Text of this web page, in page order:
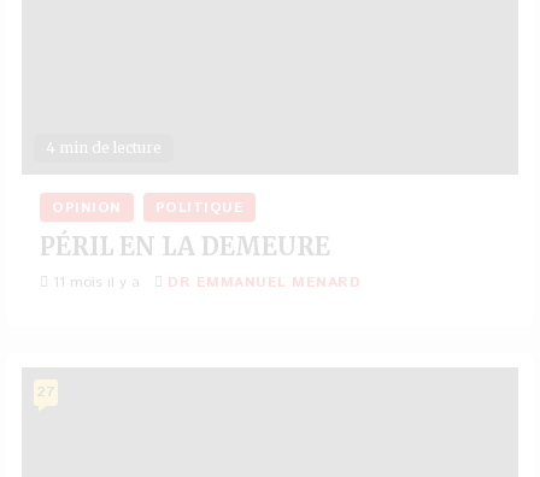
4 min de lecture
OPINION POLITIQUE
PÉRIL EN LA DEMEURE
11 mois il y a DR EMMANUEL MENARD
27